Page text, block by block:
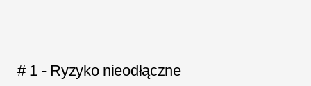
# 1 - Ryzyko nieodłączne